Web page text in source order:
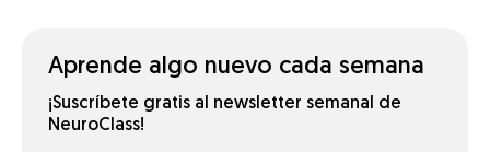
Aprende algo nuevo cada semana
¡Suscríbete gratis al newsletter semanal de
NeuroClass!